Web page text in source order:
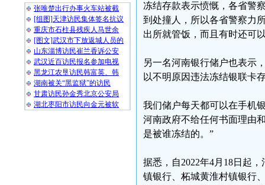
张唯楚出行办事火车站被截
[组图]天津访民集体签名抗议
重庆市石柱县残疾人马世余
[图文]武汉市下放返城人员的
山东淄博访民崔兰香诉公安
武汉近百访民报名参加电视
黑龙江农垦访民韩富英、韩
湖南被关“黑监狱”的访民
甘肃访民孙金秀北京公安局
湖北枣阳市访民向金元被软
冻结存款表示愤慨，各省警
到处撞人，所以各省警察力
出所就管饭，而且有时还可
另一名河南银行储户也表示
以不明原因违法冻结银联卡
我们储户每天都可以在手机
河南政府不给任何书面理由
是被谁冻结的。”
据悉，自2022年4月18日起
镇银行、柘城黄淮村镇银行